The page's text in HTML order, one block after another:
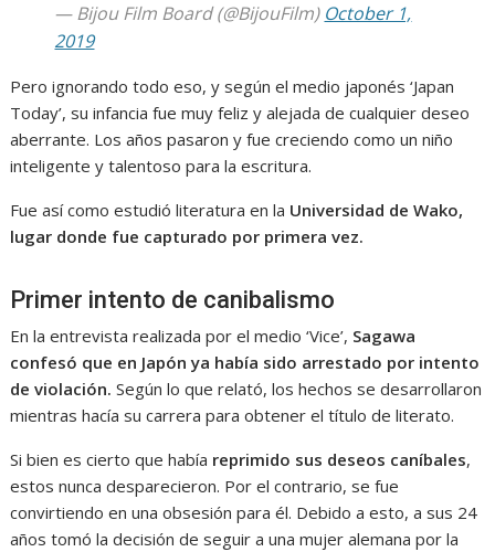
— Bijou Film Board (@BijouFilm) October 1,
2019
Pero ignorando todo eso, y según el medio japonés ‘Japan
Today’, su infancia fue muy feliz y alejada de cualquier deseo
aberrante. Los años pasaron y fue creciendo como un niño
inteligente y talentoso para la escritura.
Fue así como estudió literatura en la Universidad de Wako,
lugar donde fue capturado por primera vez.
Primer intento de canibalismo
En la entrevista realizada por el medio ‘Vice’, Sagawa
confesó que en Japón ya había sido arrestado por intento
de violación.Según lo que relató, los hechos se desarrollaron
mientras hacía su carrera para obtener el título de literato.
Si bien es cierto que había reprimido sus deseos caníbales,
estos nunca desparecieron. Por el contrario, se fue
convirtiendo en una obsesión para él. Debido a esto, a sus 24
años tomó la decisión de seguir a una mujer alemana por la